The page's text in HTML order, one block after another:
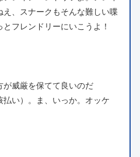
え、スナークもそんな難しい喋
とフレンドリーにいこうよ！
が威厳を保てて良いのだ
払い）。ま、いっか。オッケ